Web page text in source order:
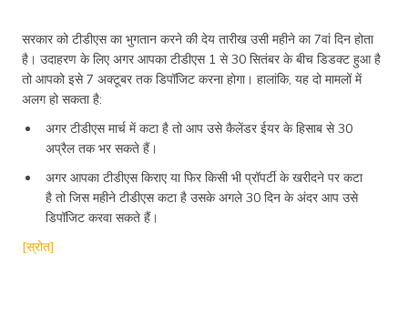
सरकार को टीडीएस का भुगतान करने की देय तारीख उसी महीने का 7वां दिन होता
है। उदाहरण के लिए अगर आपका टीडीएस 1 से 30 सितंबर के बीच डिडक्ट हुआ है
तो आपको इसे 7 अक्टूबर तक डिपॉजिट करना होगा। हालांकि, यह दो मामलों में
अलग हो सकता है:
अगर टीडीएस मार्च में कटा है तो आप उसे कैलेंडर ईयर के हिसाब से 30
अप्रैल तक भर सकते हैं।
अगर आपका टीडीएस किराए या फिर किसी भी प्रॉपर्टी के खरीदने पर कटा
है तो जिस महीने टीडीएस कटा है उसके अगले 30 दिन के अंदर आप उसे
डिपॉजिट करवा सकते हैं।
[स्रोत]